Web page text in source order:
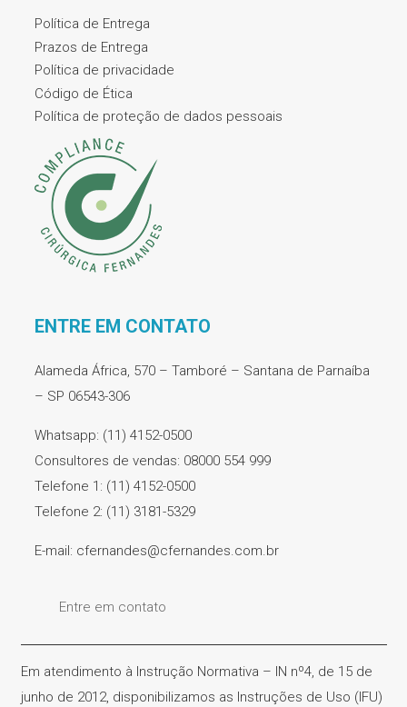
Política de Entrega
Prazos de Entrega
Política de privacidade
Código de Ética
Política de proteção de dados pessoais
ENTRE EM CONTATO
Alameda África, 570 – Tamboré – Santana de Parnaíba
– SP 06543-306
Whatsapp: (11) 4152-0500
Consultores de vendas: 08000 554 999
Telefone 1: (11) 4152-0500
Telefone 2: (11) 3181-5329
E-mail: cfernandes@cfernandes.com.br
Entre em contato
Em atendimento à Instrução Normativa – IN nº4, de 15 de
junho de 2012, disponibilizamos as Instruções de Uso (IFU)